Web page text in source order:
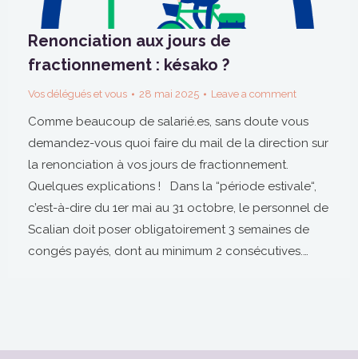
Renonciation aux jours de
fractionnement : késako ?
Vos délégués et vous 28 mai 2025 Leave a comment
Comme beaucoup de salarié.es, sans doute vous
demandez-vous quoi faire du mail de la direction sur
la renonciation à vos jours de fractionnement.
Quelques explications ! Dans la “période estivale“,
c’est-à-dire du 1er mai au 31 octobre, le personnel de
Scalian doit poser obligatoirement 3 semaines de
congés payés, dont au minimum 2 consécutives.…